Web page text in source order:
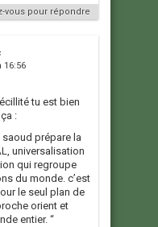
vous pour répondre
16:56
tu est bien
:
saoud prépare la
universalisation
qui regroupe
du monde. c’est
le seul plan de
orient et
entier. “